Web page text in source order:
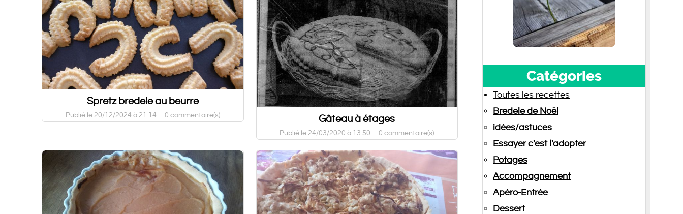
Catégories
Toutes les recettes
Bredele de Noël
idées/astuces
Essayer c'est l'adopter
Potages
Accompagnement
Apéro-Entrée
Dessert
Spretz bredele au beurre
Publié le 20/12/2024 à 21:14 -- 0 commentaire(s) Gâteau à étages
Publié le 24/03/2020 à 13:50 --0 commentaire(s)